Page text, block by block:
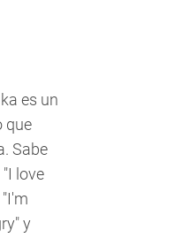
es un
que
Sabe
love
y